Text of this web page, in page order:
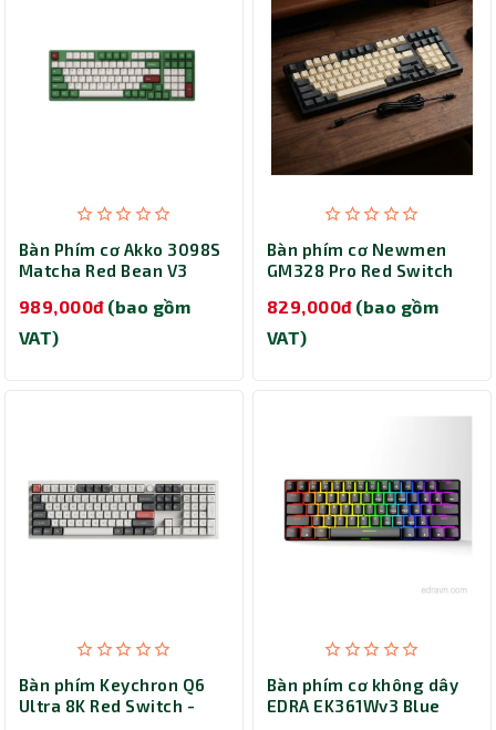
Bàn Phím cơ Akko 3098S
Matcha Red Bean V3
989,000đ (bao gồm
VAT)
Bàn phím cơ Newmen
GM328 Pro Red Switch
829,000đ (bao gồm
VAT)
Bàn phím Keychron Q6
Ultra 8K Red Switch -
Bàn phím cơ không dây
EDRA EK361Wv3 Blue